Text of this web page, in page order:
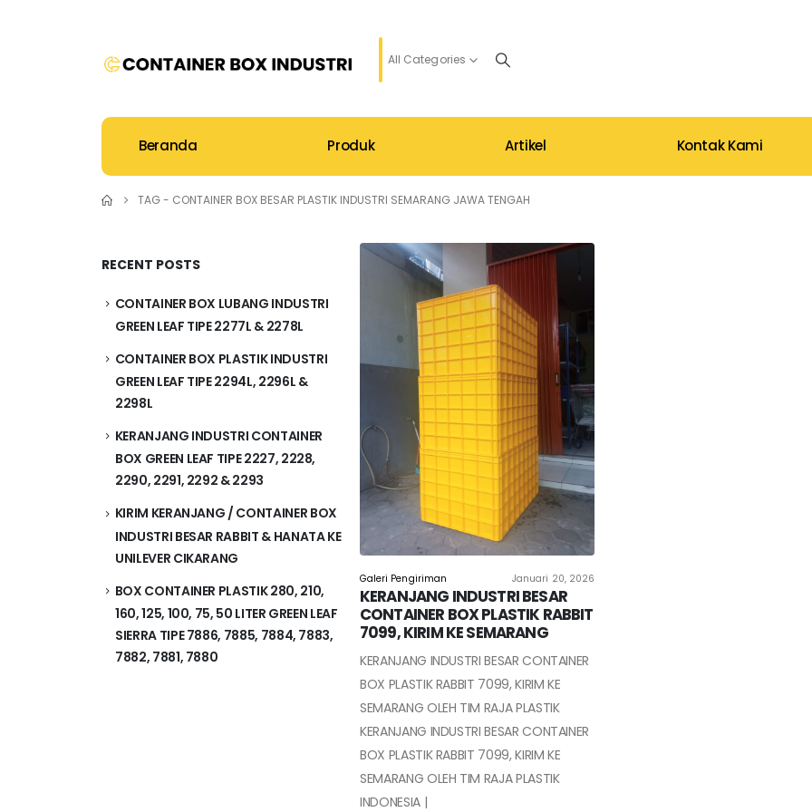
All Categories
Beranda Produk Artikel Kontak Kami
TAG - CONTAINER BOX BESAR PLASTIK INDUSTRI SEMARANG JAWA TENGAH
Galeri Pengiriman Januari 20, 2026
KERANJANG INDUSTRI BESAR
CONTAINER BOX PLASTIK RABBIT
7099, KIRIM KE SEMARANG
KERANJANG INDUSTRI BESAR CONTAINER
BOX PLASTIK RABBIT 7099, KIRIM KE
SEMARANG OLEH TIM RAJA PLASTIK
KERANJANG INDUSTRI BESAR CONTAINER
BOX PLASTIK RABBIT 7099, KIRIM KE
SEMARANG OLEH TIM RAJA PLASTIK
INDONESIA |
RECENT POSTS
CONTAINER BOX LUBANG INDUSTRI
GREEN LEAF TIPE 2277L & 2278L
CONTAINER BOX PLASTIK INDUSTRI
GREEN LEAF TIPE 2294L, 2296L &
2298L
KERANJANG INDUSTRI CONTAINER
BOX GREEN LEAF TIPE 2227, 2228,
2290, 2291, 2292 & 2293
KIRIM KERANJANG / CONTAINER BOX
INDUSTRI BESAR RABBIT & HANATA KE
UNILEVER CIKARANG
BOX CONTAINER PLASTIK 280, 210,
160, 125, 100, 75, 50 LITER GREEN LEAF
SIERRA TIPE 7886, 7885, 7884, 7883,
7882, 7881, 7880